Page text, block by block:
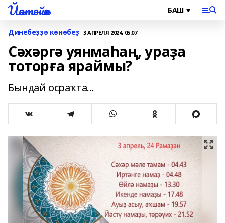
Йәнтөйәк
Динебеҙҙә көнөбеҙ 3 АПРЕЛЯ 2024, 05:07
Сәхәргә уянмаһаң, ураҙа
тоторға яраймы?
Бындай осраҡта...